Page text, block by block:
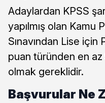
Adaylardan KPSS
yapılmış olan Kamu
Sınavından Lise
puan türünden en
olmak gereklidir.
Başvurular Ne